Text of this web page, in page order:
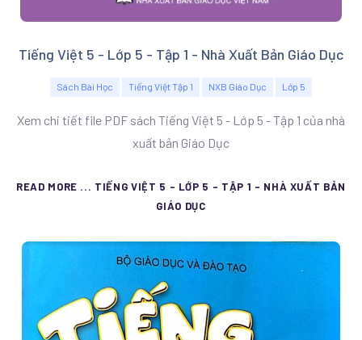
Tiếng Việt 5 - Lớp 5 - Tập 1 - Nhà Xuất Bản Giáo Dục
Sách Bài Học Tiếng Việt Tập 1 NXB Giáo Dục Lớp 5
Xem chi tiết file PDF sách Tiếng Việt 5 - Lớp 5 - Tập 1 của nhà
xuất bản Giáo Dục
READ MORE ... TIẾNG VIỆT 5 - LỚP 5 - TẬP 1 - NHÀ XUẤT BẢN
GIÁO DỤC